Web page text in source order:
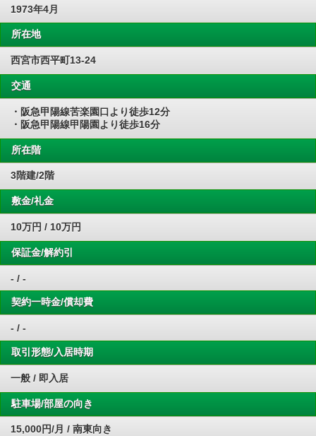
1973年4月
所在地
西宮市西平町13-24
交通
・阪急甲陽線苦楽園口より徒歩12分
・阪急甲陽線甲陽園より徒歩16分
所在階
3階建/2階
敷金/礼金
10万円 / 10万円
保証金/解約引
- / -
契約一時金/償却費
- / -
取引形態/入居時期
一般 / 即入居
駐車場/部屋の向き
15,000円/月 / 南東向き